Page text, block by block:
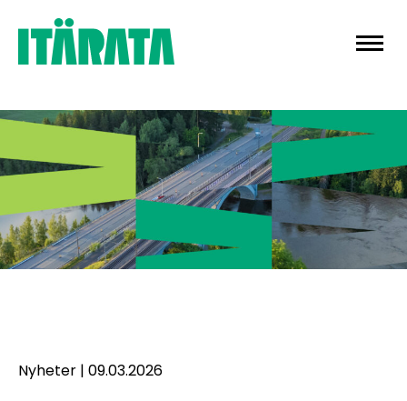
Skip
content
Nyheter | 09.03.2026